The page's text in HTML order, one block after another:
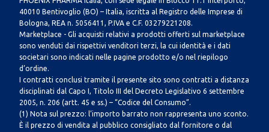
40010 Bentivoglio (BO) – Italia, iscritta al Registro delle Imprese di
Bologna, REA n. 5056411, P.IVA e C.F. 03279221208.
Marketplace - Gli acquisti relativi a prodotti offerti sul marketplace
sono venduti dai rispettivi venditori terzi, la cui identità e i dati
societari sono indicati nelle pagine prodotto e/o nel riepilogo
d’ordine.
I contratti conclusi tramite il presente sito sono contratti a distanza
disciplinati dal Capo I, Titolo III del Decreto Legislativo 6 settembre
2005, n. 206 (artt. 45 e ss.) – “Codice del Consumo”.
(1) Nota sul prezzo: l’importo barrato non rappresenta uno sconto.
È il prezzo di vendita al pubblico consigliato dal fornitore o dal